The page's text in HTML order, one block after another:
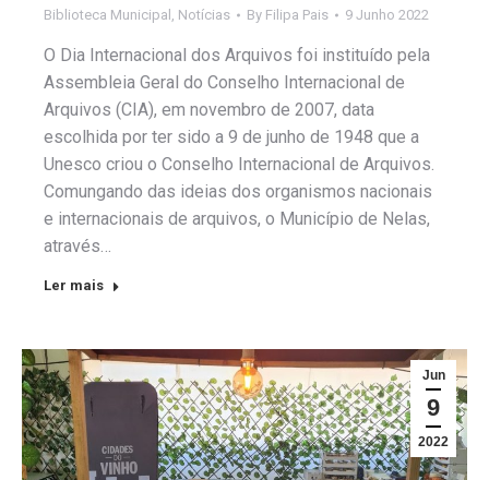
Biblioteca Municipal Notícias By Filipa Pais 9 Junho 2022
O Dia Internacional dos Arquivos foi instituído pela
Assembleia Geral do Conselho Internacional de
Arquivos (CIA), em novembro de 2007, data
escolhida por ter sido a 9 de junho de 1948 que a
Unesco criou o Conselho Internacional de Arquivos.
Comungando das ideias dos organismos nacionais
e internacionais de arquivos, o Município de Nelas,
através…
Ler mais
Jun
9
2022